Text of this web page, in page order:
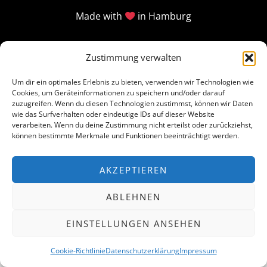
Zustimmung verwalten
Um dir ein optimales Erlebnis zu bieten, verwenden wir Technologien wie
Cookies, um Geräteinformationen zu speichern und/oder darauf
zuzugreifen. Wenn du diesen Technologien zustimmst, können wir Daten
wie das Surfverhalten oder eindeutige IDs auf dieser Website
verarbeiten. Wenn du deine Zustimmung nicht erteilst oder zurückziehst,
können bestimmte Merkmale und Funktionen beeinträchtigt werden.
AKZEPTIEREN
ABLEHNEN
EINSTELLUNGEN ANSEHEN
Cookie-RichtlinieDatenschutzerklärungImpressum
Made with in Hamburg